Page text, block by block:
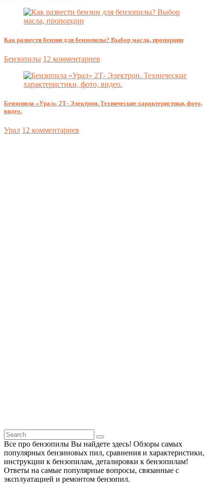
Как развести бензин для бензопилы? Выбор масла, пропорции
Бензопилы 12 комментариев
Бензопила «Урал» 2Т- Электрон. Технические характеристики, фото,
видео.
Урал 12 комментариев
Все про бензопилы Вы найдете здесь! Обзоры самых
популярных бензиновых пил, сравнения и характеристики,
инструкции к бензопилам, деталировки к бензопилам!
Ответы на самые популярные вопросы, связанные с
эксплуатацией и ремонтом бензопил.